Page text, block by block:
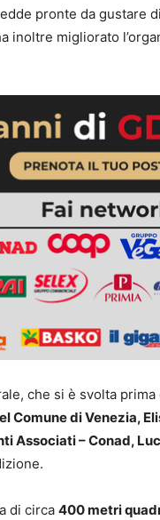
pronte da gustare
inoltre migliorato
che si è svolta
Comune di Venezia,
Associati – Conad,
di circa 400 metri